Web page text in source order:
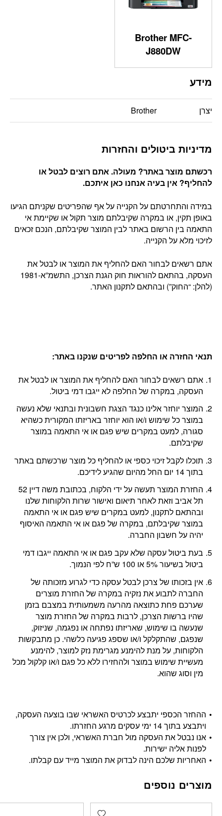
Brother MFC-
J880DW
מידע
יצרן Brother
מדיניות ביטולים והחזרות
רכשתם מוצר באתר? מעולה. אתם רוצים לבטל או
להחליף? אין בעיה אנחנו כאן איתכם.
במידה והתחרטתם על הקנייה על אף שהפריטים שקניתם הגיעו
באופן תקין, או במקרה שקיבלתם מוצר תקול או שקיימת אי
התאמה בין הרשום באתר לבין המוצר שקיבלתם, הנכם זכאים
לזיכוי מלא על הקנייה.
אתם רשאים לבחור האם להחליף את המוצר או לבטל את
העסקה, בהתאם להוראות חוק הגנת הצרכן, התשמ”א-1981
(להלן: “החוק”) ובהתאם לתקנון האתר.
תנאי החזרה או החלפה לפריטים שנקנו באתר:
אתם רשאים לבחור האם להחליף את המוצר או לבטל את
העסקה, במקרה של החלפה לא ייגבו דמי ביטול.
המוצר יוחזר אלינו כנגד הצגת חשבונית ובתנאי שלא נעשה
במוצר כל שימוש ו/או הוא יוחזר באריזתו המקורית כשהיא
סגורה, למעט במקרים שיש פגם או אי התאמה במוצר
שקיבלתם.
תוכלו לקבל זיכוי כספי או להחליף כל מוצר שרכשתם באתר
בתוך 14 יום החל מהיום שהגיע לידיכם.
החזרת המוצר תעשה על ידי הלקוח, בכתובת משה דיין 52
תל אביב וזאת לאחר תיאום ואישור שרות הלקוחות שלנו
ובהתאם לתקנון, למעט במקרים שיש פגם או אי התאמה
במוצר שקיבלתם, במקרה של פגם או אי התאמה האיסוף
יהיה על חשבון החברה.
בעת ביטול עסקה שלא עקב פגם או אי התאמה ייגבו דמי
ביטול בשיעור 5% או 100 ש”ח לפי הנמוך.
אין בזכותו של צרכן לבטל עסקה כדי לגרוע מזכותה של
החברה לתבוע את נזקיה במקרה של החזרת מוצרים
שערכם פחת כתוצאה מהרעה משמעותית במצבם בזמן
שהיו ברשות הצרכן, לרבות במקרה של החזרת מוצר
שנעשה בו שימוש, שאריזתו נפתחה או נפגמה, שניזוק,
שנפגם, שהתקלקל ו/או שספג פגיעה כלשהי. כן מתבקשות
הלקוחות, על מנת להימנע מגרימת נזק למוצר, להימנע
מעשיית שימוש במוצר ולהחזירו ללא כל פגם ו/או קלקול מכל
מין וסוג שהוא.
ההחזר הכספי יתבצע לכרטיס האשראי שבו בוצעה העסקה,
ויתבצע בתוך 14 ימי עסקים מרגע החזרתו.
אנו נבטל את העסקה מול חברת האשראי, ולכן אין צורך
לפנות אליה ישירות.
האחריות שלכם הינה לבדוק את המוצר מייד עם קבלתו.
מוצרים נוספים
Add wishlist